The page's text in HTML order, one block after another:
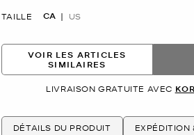
TAILLE CA US
VOIR LES ARTICLES
SIMILAIRES
LIVRAISON GRATUITE AVEC
DÉTAILS DU PRODUIT EXPÉDITION